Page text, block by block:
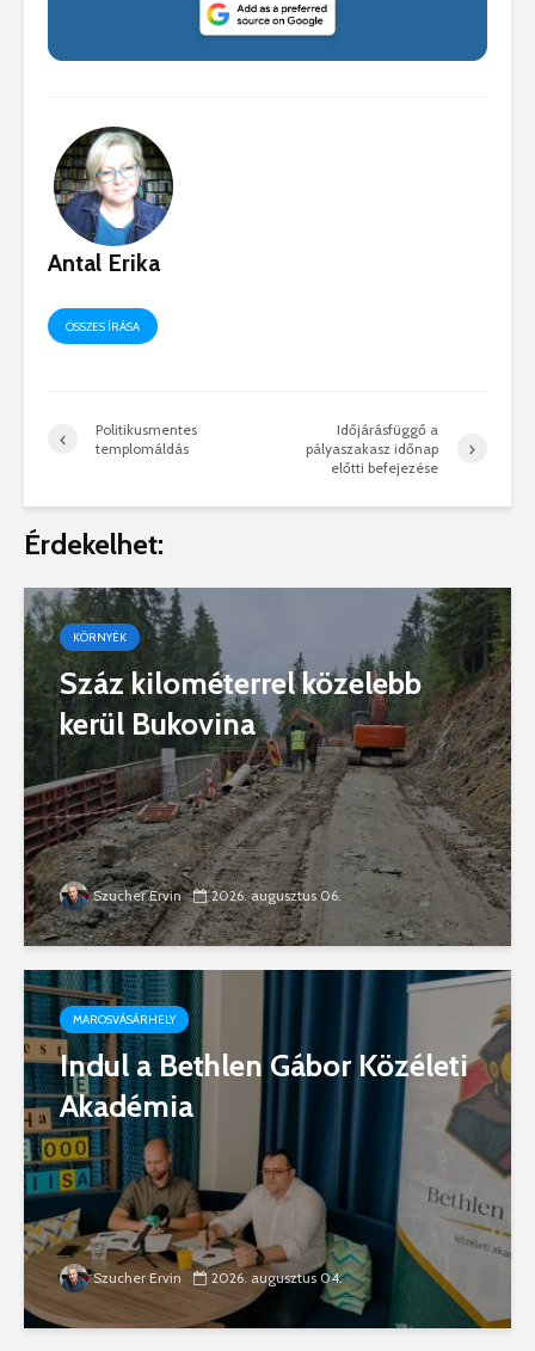
Antal Erika
ÖSSZES ÍRÁSA
Politikusmentes
templomáldás
Időjárásfüggő a
pályaszakasz időnap
előtti befejezése
Érdekelhet:
KÖRNYÉK
Száz kilométerrel közelebb
kerül Bukovina
Szucher Ervin 2026. augusztus 06.
MAROSVÁSÁRHELY
Indul a Bethlen Gábor Közéleti
Akadémia
Szucher Ervin 2026. augusztus 04.